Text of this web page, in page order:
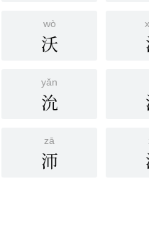
wò
沃
yǎn
沇
zā
沞